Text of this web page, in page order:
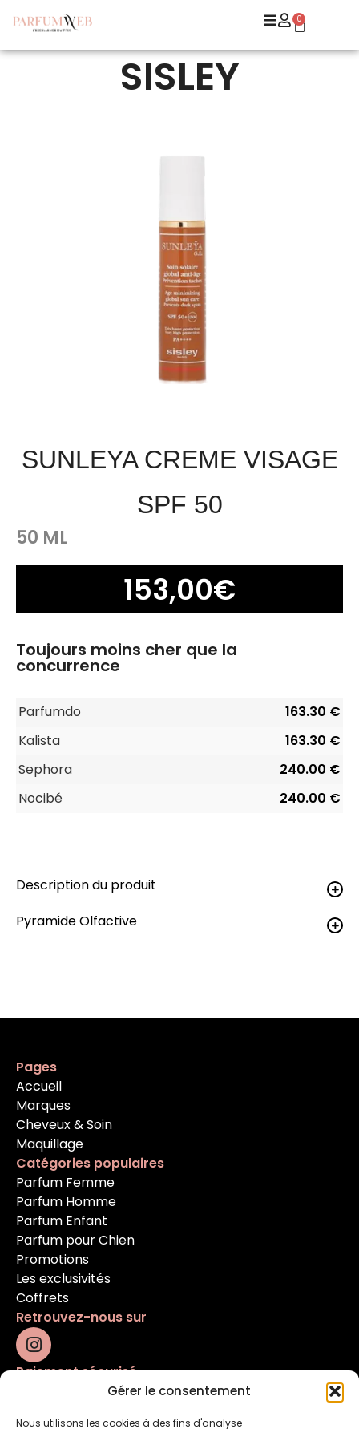
Gérer le consentement
Nous utilisons les cookies à des fins d'analyse
0
SISLEY
SUNLEYA CREME VISAGE
SPF 50
50 ML
153,00€
Toujours moins cher que la
concurrence
Parfumdo
163.30 €
Kalista
163.30 €
Sephora
240.00 €
Nocibé
240.00 €
Description du produit
Pyramide Olfactive
Pages
Accueil
Marques
Cheveux & Soin
Maquillage
Catégories populaires
Parfum Femme
Parfum Homme
Parfum Enfant
Parfum pour Chien
Promotions
Les exclusivités
Coffrets
Retrouvez-nous sur
Paiement sécurisé